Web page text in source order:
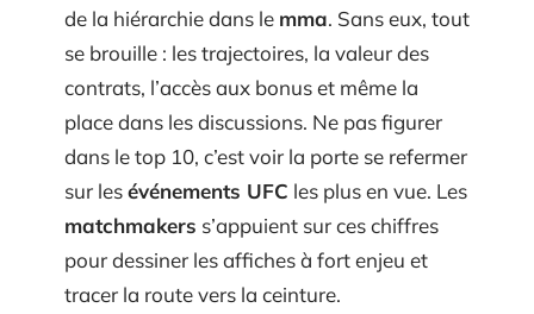
de la hiérarchie dans le mma. Sans eux, tout
se brouille : les trajectoires, la valeur des
contrats, l’accès aux bonus et même la
place dans les discussions. Ne pas figurer
dans le top 10, c’est voir la porte se refermer
sur lesévénements UFC les plus en vue. Les
matchmakers s’appuient sur ces chiffres
pour dessiner les affiches à fort enjeu et
tracer la route vers la ceinture.